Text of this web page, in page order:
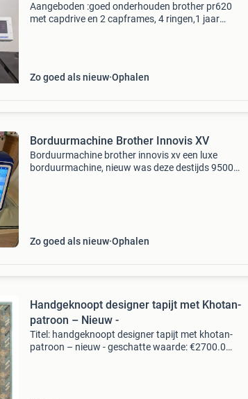
Aangeboden :goed onderhouden brother pr620
met capdrive en 2 capframes, 4 ringen,1 jaar
Zo goed als nieuw Ophalen
Borduurmachine Brother Innovis XV
Borduurmachine brother innovis xv een luxe
borduurmachine, nieuw was deze destijds 9500
Zo goed als nieuw Ophalen
Handgeknoopt designer tapijt met Khotan-
patroon – Nieuw -
Titel: handgeknoopt designer tapijt met khotan-
patroon – nieuw - geschatte waarde: €2700.0